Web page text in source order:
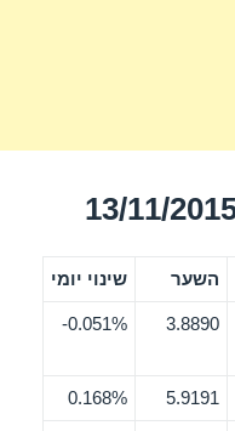
השער שינוי יומי
3.8890
0.051%-
5.9191
0.168%